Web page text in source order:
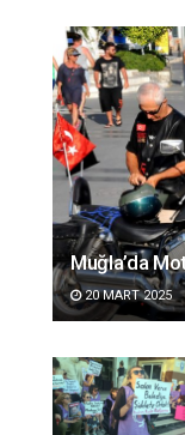
Muğla’da
20 MART 2025